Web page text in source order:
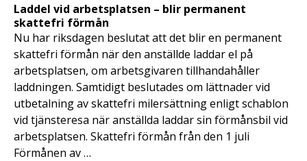
Laddel vid arbetsplatsen – blir permanent
skattefri förmån
Nu har riksdagen beslutat att det blir en permanent
skattefri förmån när den anställde laddar el på
arbetsplatsen, om arbetsgivaren tillhandahåller
laddningen. Samtidigt beslutades om lättnader vid
utbetalning av skattefri milersättning enligt schablon
vid tjänsteresa när anställda laddar sin förmånsbil vid
arbetsplatsen. Skattefri förmån från den 1 juli
Förmånen av …